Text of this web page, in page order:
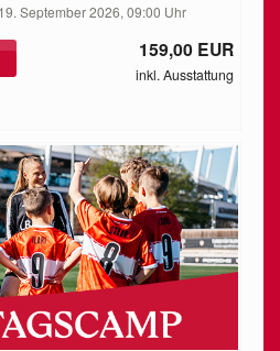
September 2026, 09:00 Uhr
159,00 EUR
inkl. Ausstattung